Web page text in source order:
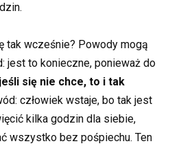
tak wcześnie? Powody mogą
jest to konieczne, ponieważ do
się nie chce, to i tak
człowiek wstaje, bo tak jest
kilka godzin dla siebie,
wszystko bez pośpiechu. Ten